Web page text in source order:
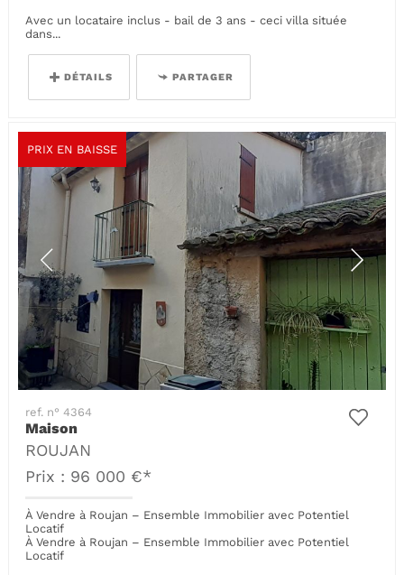
Avec un locataire inclus - bail de 3 ans - ceci villa située
dans...
DÉTAILS PARTAGER
PRIX EN BAISSE
ref. n° 4364
Maison
ROUJAN
Prix : 96 000 €*
À Vendre à Roujan – Ensemble Immobilier avec Potentiel
Locatif
À Vendre à Roujan – Ensemble Immobilier avec Potentiel
Locatif